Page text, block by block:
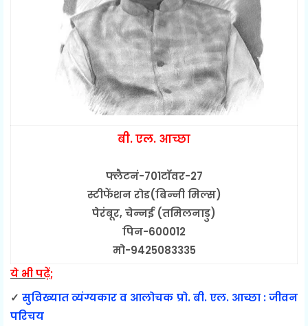
बी. एल. आच्छा
फ्लैटनं-701टॉवर-27
स्टीफेंशन रोड(बिन्नी मिल्स)
पेरंबूर, चेन्नई (तमिलनाडु)
पिन-600012
मो-9425083335
ये भी पढ़ें;
✓सुविख्यात व्यंग्यकार व आलोचक प्रो. बी. एल. आच्छा : जीवन
परिचय